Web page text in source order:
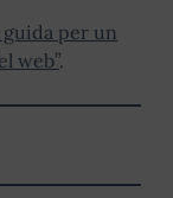
per un
web”.